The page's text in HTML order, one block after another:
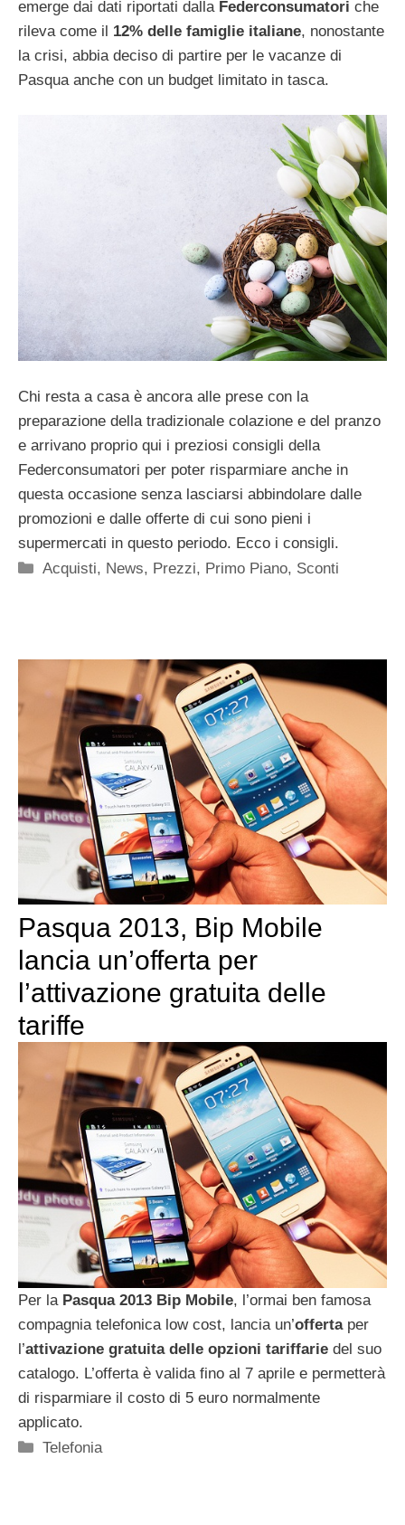
emerge dai dati riportati dalla Federconsumatori che
rileva come il 12% delle famiglie italiane, nonostante
la crisi, abbia deciso di partire per le vacanze di
Pasqua anche con un budget limitato in tasca.
Chi resta a casa è ancora alle prese con la
preparazione della tradizionale colazione e del pranzo
e arrivano proprio qui i preziosi consigli della
Federconsumatori per poter risparmiare anche in
questa occasione senza lasciarsi abbindolare dalle
promozioni e dalle offerte di cui sono pieni i
supermercati in questo periodo. Ecco i consigli.
Categorie
Acquisti, News, Prezzi, Primo Piano, Sconti
Pasqua 2013, Bip Mobile
lancia un’offerta per
l’attivazione gratuita delle
tariffe
Per laPasqua 2013 Bip Mobile, l’ormai ben famosa
compagnia telefonica low cost, lancia un’offertaper
l’attivazione gratuita delle opzioni tariffarie del suo
catalogo. L’offerta è valida fino al 7 aprile e permetterà
di risparmiare il costo di 5 euro normalmente
applicato.
Categorie
Telefonia